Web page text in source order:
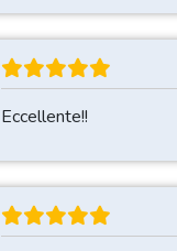
Eccellente!!